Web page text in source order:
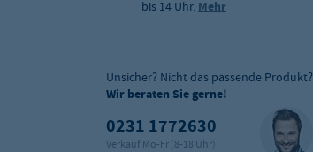
bis 14 Uhr. Mehr
Unsicher? Nicht das passende Produkt?
Wir beraten Sie gerne!
0231 1772630
Verkauf Mo-Fr (8-18 Uhr)